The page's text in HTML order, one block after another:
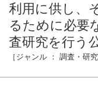
利用に供し、
るために必要
査研究を行う
［ジャンル ： 調査・研究